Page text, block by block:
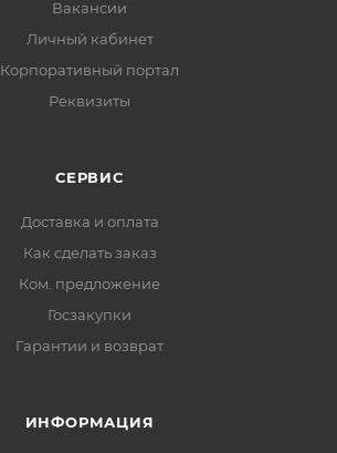
Вакансии
Личный кабинет
Корпоративный портал
Реквизиты
СЕРВИС
Доставка и оплата
Как сделать заказ
Ком. предложение
Госзакупки
Гарантии и возврат
ИНФОРМАЦИЯ